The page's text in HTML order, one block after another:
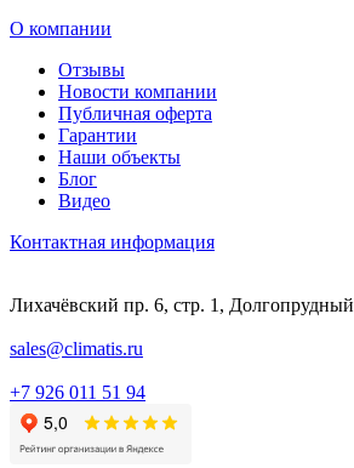
О компании
Отзывы
Новости компании
Публичная оферта
Гарантии
Наши объекты
Блог
Видео
Контактная информация
Лихачёвский пр. 6, стр. 1, Долгопрудный
sales@climatis.ru
+7 926 011 51 94